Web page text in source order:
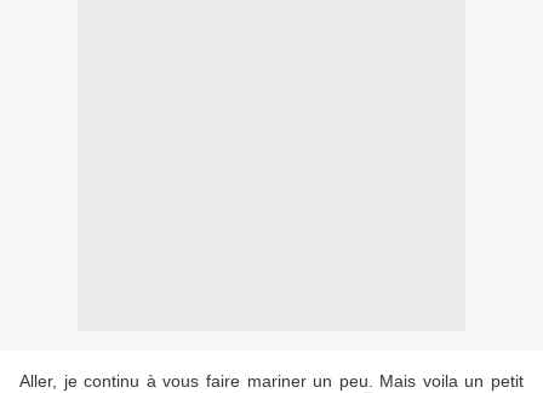
Aller, je continu à vous faire mariner un peu. Mais voila un petit